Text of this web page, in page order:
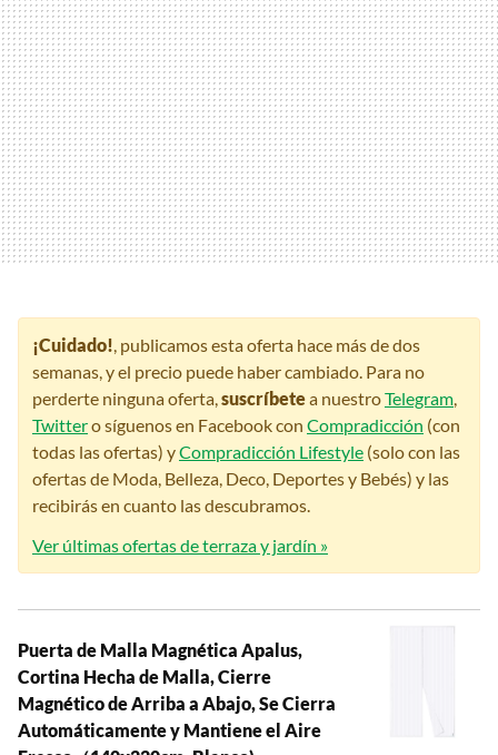
¡Cuidado!, publicamos esta oferta hace más de dos
semanas, y el precio puede haber cambiado. Para no
perderte ninguna oferta,suscríbetea nuestroTelegram,
Twittero síguenos en Facebook con Compradicción (con
todas las ofertas) yCompradicción Lifestyle (solo con las
ofertas de Moda, Belleza, Deco, Deportes y Bebés) y las
recibirás en cuanto las descubramos.
Ver últimas ofertas de terraza y jardín »
Puerta de Malla Magnética Apalus,
Cortina Hecha de Malla, Cierre
Magnético de Arriba a Abajo, Se Cierra
Automáticamente y Mantiene el Aire